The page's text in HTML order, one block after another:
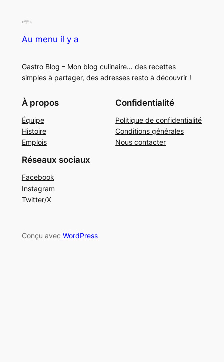
Au menu il y a
Gastro Blog – Mon blog culinaire… des recettes
simples à partager, des adresses resto à découvrir !
À propos
Équipe
Histoire
Emplois
Confidentialité
Politique de confidentialité
Conditions générales
Nous contacter
Réseaux sociaux
Facebook
Instagram
Twitter/X
Conçu avec WordPress